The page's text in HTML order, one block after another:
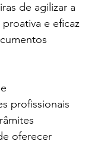
de agilizar a
e eficaz
profissionais
oferecer